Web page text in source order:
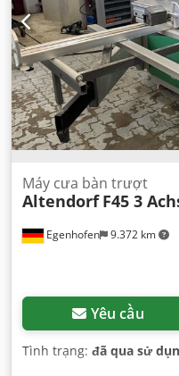
Egenhofen 9.372 km
Máy cưa bàn trượt
Altendorf F45 3
Yêu cầu
Tình trạng: đã qua sử